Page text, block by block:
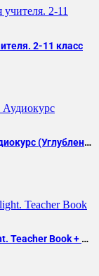
2-11 класс
И. Верещагина – Английский язык. Аудиокурс (Углубленное) 1-5 класс
Н. Быкова – Английский язык. Spotlight. Teacher Book + Flashcards. 4 класс (2 Части)